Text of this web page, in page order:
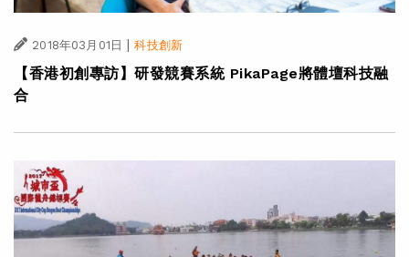
2018年03月01日 科技創新
【香港初創專訪】研發競賽系統 PikaPage將體壇科技融
合